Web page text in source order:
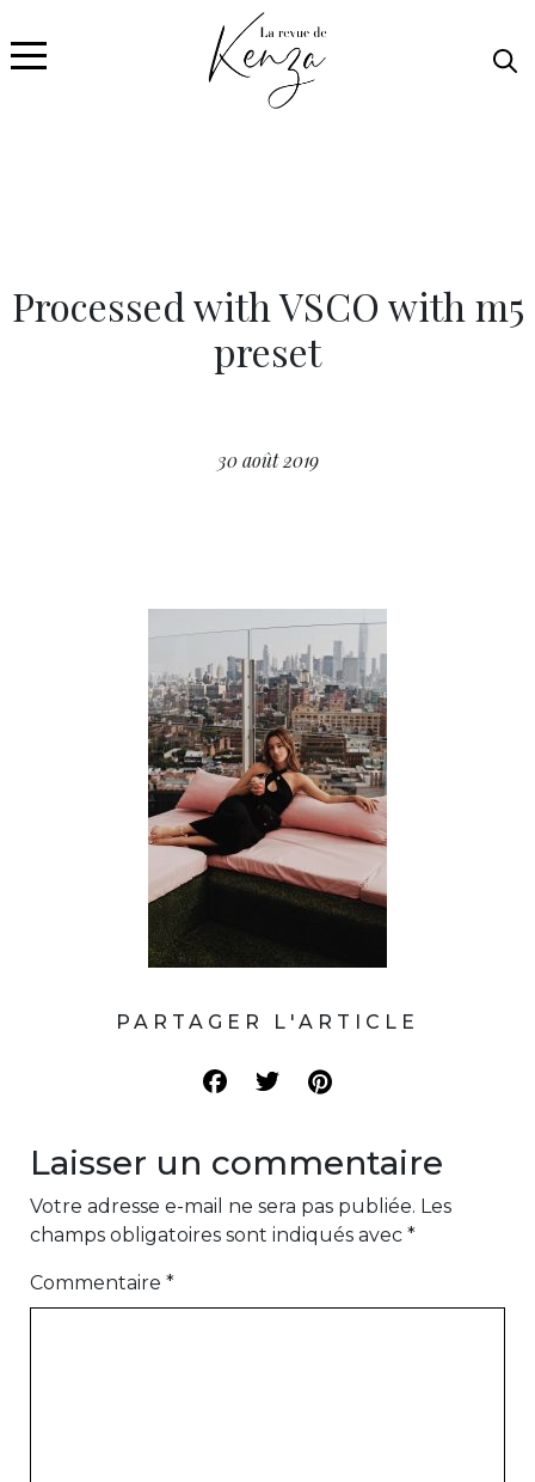
Processed with VSCO with m5
preset
30 août 2019
PARTAGER L'ARTICLE
Laisser un commentaire
Votre adresse e-mail ne sera pas publiée. Les
champs obligatoires sont indiqués avec *
Commentaire *